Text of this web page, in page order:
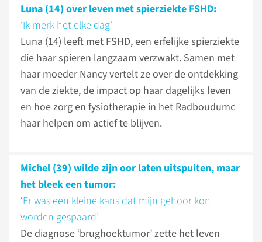
Luna (14) over leven met spierziekte FSHD:
‘Ik merk het elke dag’
Luna (14) leeft met FSHD, een erfelijke spierziekte
die haar spieren langzaam verzwakt. Samen met
haar moeder Nancy vertelt ze over de ontdekking
van de ziekte, de impact op haar dagelijks leven
en hoe zorg en fysiotherapie in het Radboudumc
haar helpen om actief te blijven.
Michel (39) wilde zijn oor laten uitspuiten, maar
het bleek een tumor:
‘Er was een kleine kans dat mijn gehoor kon
worden gespaard’
De diagnose ‘brughoektumor’ zette het leven